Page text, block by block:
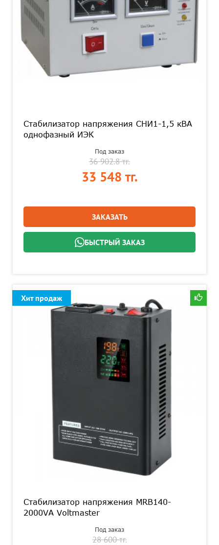
Стабилизатор напряжения СНИ1-1,5 кВА
однофазный ИЭК
Под заказ
36 902.8 тг.
33 548 тг.
ЗАКАЗАТЬ
БЫСТРЫЙ ЗАКАЗ
Стабилизатор напряжения MRB140-
2000VA Voltmaster
Хит продаж
Под заказ
28 600 тг.